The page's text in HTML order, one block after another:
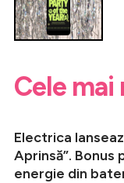
Cele mai
Electrica
Aprinsă”.
energie din